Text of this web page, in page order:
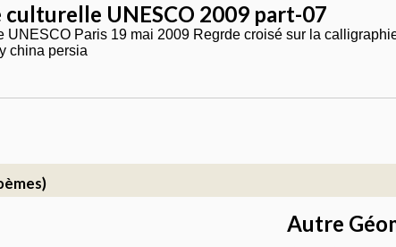
UNESCO 2009 part-07
UNESCO Paris 19 mai 2009 Regrde croisé sur la
china persia
Autre